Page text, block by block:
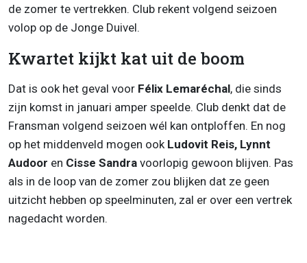
de zomer te vertrekken. Club rekent volgend seizoen
volop op de Jonge Duivel.
Kwartet kijkt kat uit de boom
Dat is ook het geval voor Félix Lemaréchal, die sinds
zijn komst in januari amper speelde. Club denkt dat de
Fransman volgend seizoen wél kan ontploffen. En nog
op het middenveld mogen ook Ludovit Reis, Lynnt
Audoor en Cisse Sandra voorlopig gewoon blijven. Pas
als in de loop van de zomer zou blijken dat ze geen
uitzicht hebben op speelminuten, zal er over een vertrek
nagedacht worden.